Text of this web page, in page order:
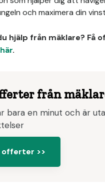
och maximera din
hjälp från mäklare? Få
här.
från
bara en minut och är
offerter >>